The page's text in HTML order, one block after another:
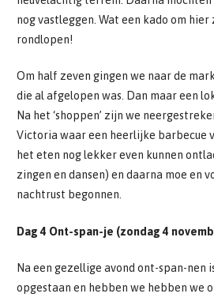
nog vastleggen. Wat een kado om
rondlopen!
Om half zeven gingen we naar de
die al afgelopen was. Dan maar een
Na het ‘shoppen’ zijn we
Victoria waar een heerlijke barbecue
het eten nog lekker even kunnen
zingen en dansen) en daarna moe en
nachtrust begonnen.
Dag 4 Ont-span-je (zondag 4
Na een gezellige avond ont-span-nen
opgestaan en hebben we hebben we